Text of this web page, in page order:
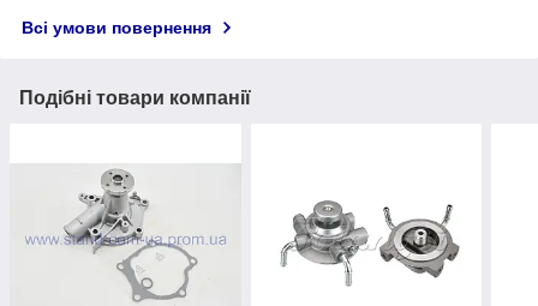
Всі умови повернення
Подібні товари компанії